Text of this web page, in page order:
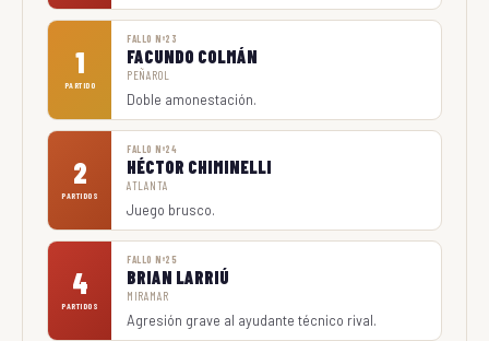
1
PARTIDO
FALLO Nº23
FACUNDO COLMÁN
PEÑAROL
Doble amonestación.
2
PARTIDOS
FALLO Nº24
HÉCTOR CHIMINELLI
ATLANTA
Juego brusco.
4
PARTIDOS
FALLO Nº25
BRIAN LARRIÚ
MIRAMAR
Agresión grave al ayudante técnico rival.